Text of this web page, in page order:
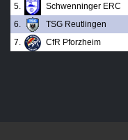
5.
Schwenninger ERC
6.
TSG Reutlingen
7.
CfR Pforzheim